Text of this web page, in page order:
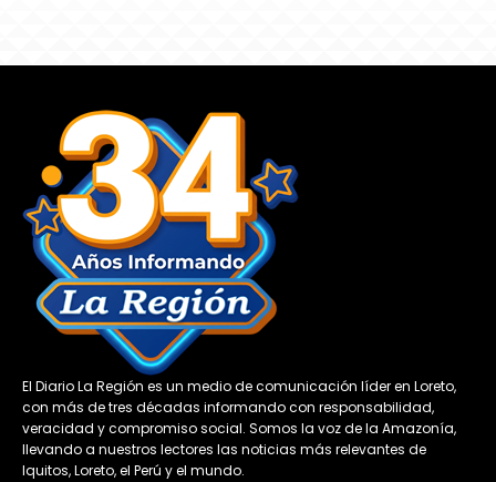
El Diario La Región es un medio de comunicación líder en Loreto,
con más de tres décadas informando con responsabilidad,
veracidad y compromiso social. Somos la voz de la Amazonía,
llevando a nuestros lectores las noticias más relevantes de
Iquitos, Loreto, el Perú y el mundo.